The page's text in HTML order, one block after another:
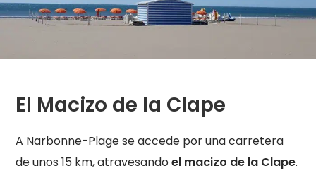
El Macizo de la Clape
A Narbonne-Plage se accede por una carretera
de unos 15 km, atravesandoel macizo de la Clape.